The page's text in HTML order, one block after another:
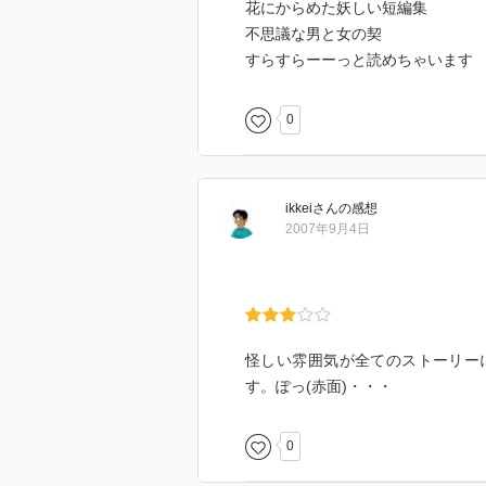
花にからめた妖しい短編集
不思議な男と女の契
すらすらーーっと読めちゃいます
0
ikkeiさんの感想
2007年9月4日
怪しい雰囲気が全てのストーリ
す。ぽっ(赤面)・・・
0